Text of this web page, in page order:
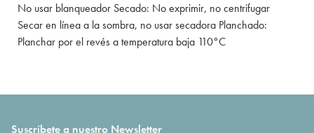
No usar blanqueador Secado: No exprimir, no centrifugar
Secar en línea a la sombra, no usar secadora Planchado:
Planchar por el revés a temperatura baja 110°C
Suscríbete a nuestro Newsletter